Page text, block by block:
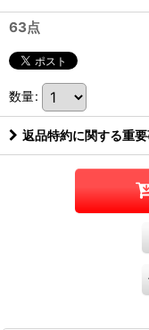
63点
数量:
返品特約に関する重